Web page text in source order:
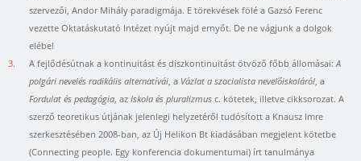
szervezői, Andor Mihály paradigmája. E törekvések fölé a Gazsó Ferenc
vezette Oktatáskutató Intézet nyújt majd ernyőt. De ne vágjunk a dolgok
elébe!
3.
A fejlődésútnak a kontinuitást és diszkontinuitást ötvöző főbb állomásai:A
polgári nevelés radikális alternatívái, a Vázlat a szocialista nevelőiskoláról, a
Fordulat és pedagógia, azIskola és pluralizmus c. kötetek, illetve cikksorozat. A
szerző teoretikus útjának jelenlegi helyzetéről tudósított a Knausz Imre
szerkesztésében 2008-ban, az Új Helikon Bt kiadásában megjelent kötetbe
(Connecting people. Egy konferencia dokumentumai) írt tanulmánya